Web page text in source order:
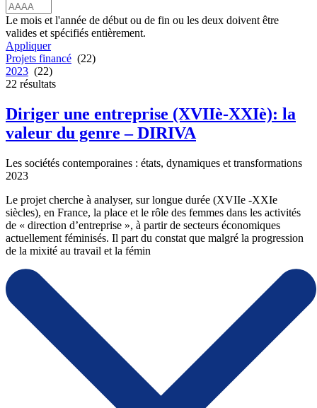
Le mois et l'année de début ou de fin ou les deux doivent être
valides et spécifiés entièrement.
Appliquer
Projets financé (22)
2023 (22)
22 résultats
Diriger une entreprise (XVIIè-XXIè): la
valeur du genre – DIRIVA
Les sociétés contemporaines : états, dynamiques et transformations
2023
Le projet cherche à analyser, sur longue durée (XVIIe -XXIe
siècles), en France, la place et le rôle des femmes dans les activités
de « direction d’entreprise », à partir de secteurs économiques
actuellement féminisés. Il part du constat que malgré la progression
de la mixité au travail et la fémin